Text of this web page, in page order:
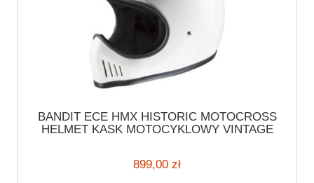
BANDIT ECE HMX HISTORIC MOTOCROSS
HELMET KASK MOTOCYKLOWY VINTAGE
899,00 zł